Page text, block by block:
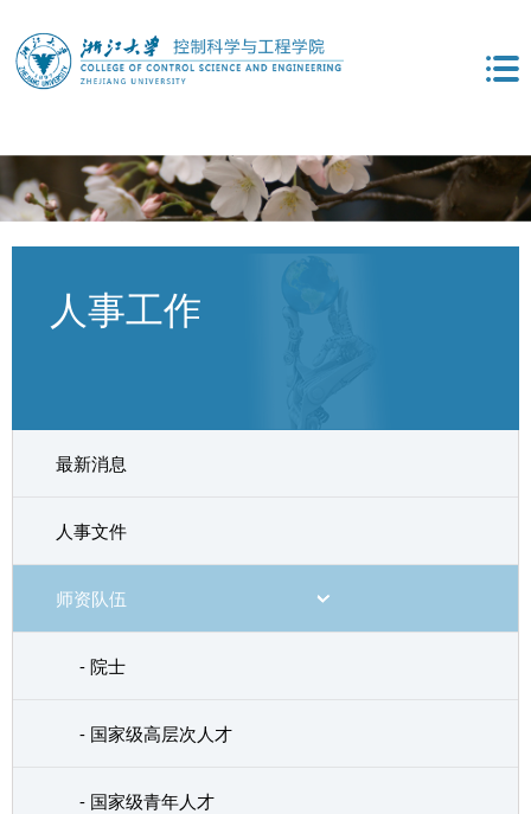
人事工作
最新消息
人事文件
师资队伍
- 院士
- 国家级高层次人才
- 国家级青年人才